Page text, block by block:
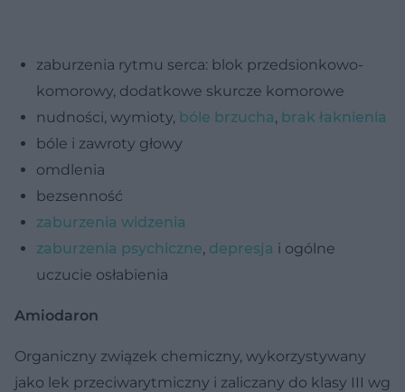
zaburzenia rytmu serca: blok przedsionkowo-
komorowy, dodatkowe skurcze komorowe
nudności, wymioty, bóle brzucha, brak łaknienia
bóle i zawroty głowy
omdlenia
bezsenność
zaburzenia widzenia
zaburzenia psychiczne, depresja i ogólne
uczucie osłabienia
Amiodaron
Organiczny związek chemiczny, wykorzystywany
jako lek przeciwarytmiczny i zaliczany do klasy III wg